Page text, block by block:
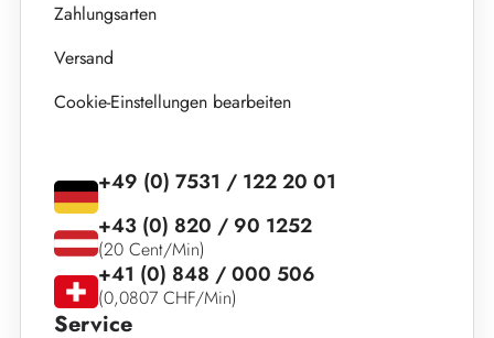
Zahlungsarten
Versand
Cookie-Einstellungen bearbeiten
Service
+49 (0) 7531 / 122 20 01
+43 (0) 820 / 90 1252
(20 Cent/Min)
+41 (0) 848 / 000 506
(0,0807 CHF/Min)